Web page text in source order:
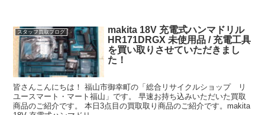
スタッフ買取ブログ
makita 18V 充電式ハンマドリル
HR171DRGX 未使用品 / 充電工具
を買い取りさせていただきまし
た！
皆さんこんにちは！ 福山市御幸町の「総合リサイクルショップ リ
ユースマート・マート福山」です。 早速お持ち込みいただいた買取
商品のご紹介です。 本日3点目の買取取り商品のご紹介です。makita